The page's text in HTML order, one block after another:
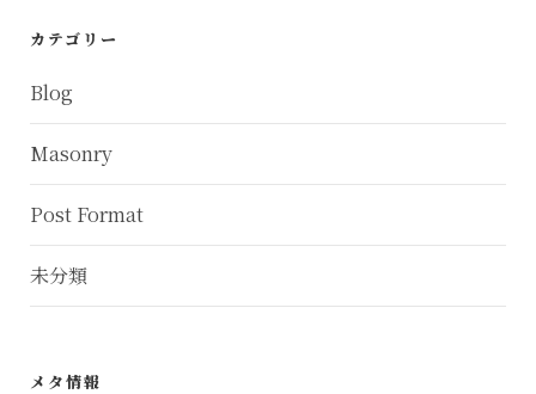
カテゴリー
Blog
Masonry
Post Format
未分類
メタ情報